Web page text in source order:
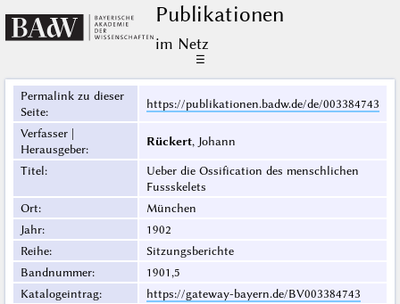
Publikationen
im Netz
☰
Permalink zu dieser
Seite:
https://publikationen.badw.de/de/003384743
Verfasser |
Herausgeber:
Rückert, Johann
Titel:
Ueber die Ossification des menschlichen
Fussskelets
Ort:
München
Jahr:
1902
Reihe:
Sitzungsberichte
Bandnummer:
1901,5
Katalogeintrag: https://gateway-bayern.de/BV003384743